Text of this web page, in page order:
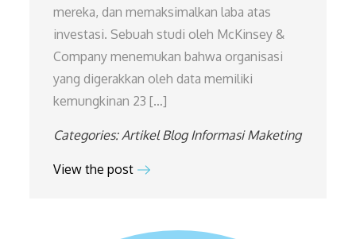
mereka, dan memaksimalkan laba atas
investasi. Sebuah studi oleh McKinsey &
Company menemukan bahwa organisasi
yang digerakkan oleh data memiliki
kemungkinan 23 […]
Categories: Artikel Blog Informasi Maketing
View the post